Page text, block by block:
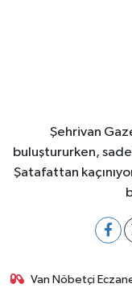
Şehrivan
buluştururken,
Şatafattan
Van Nöbetçi